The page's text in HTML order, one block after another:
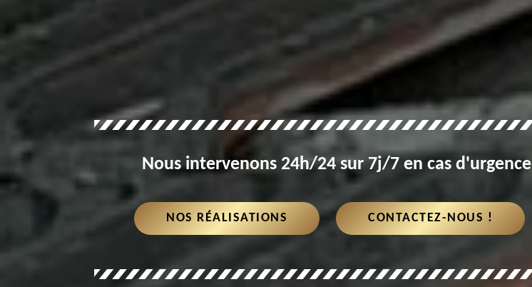
Nous intervenons 24h/24 sur 7j/7 en cas d'urgence
NOS RÉALISATIONS CONTACTEZ-NOUS !